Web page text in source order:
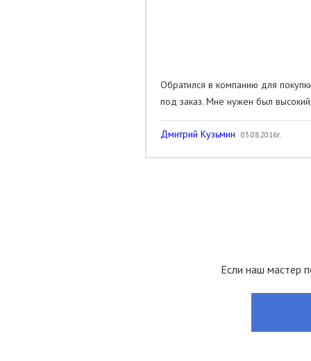
Обратился в компанию для
под заказ. Мне нужен был
Дмитрий Кузьмин 03.08.2016г.
Если наш мастер